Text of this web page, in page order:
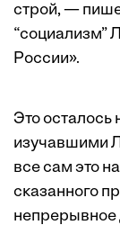
строй, —
“социализм”
России».
Это
изучавшими
все сам это
сказанного
непрерывное